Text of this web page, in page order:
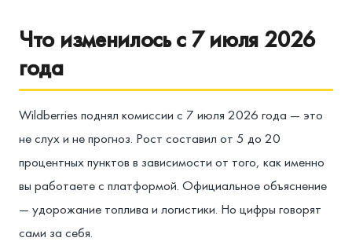
Что изменилось с 7 июля 2026
года
Wildberries поднял комиссии с 7 июля 2026 года — это
не слух и не прогноз. Рост составил от 5 до 20
процентных пунктов в зависимости от того, как именно
вы работаете с платформой. Официальное объяснение
— удорожание топлива и логистики. Но цифры говорят
сами за себя.